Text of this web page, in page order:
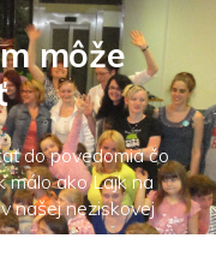
môže
do povedomia čo
málo ako Lajk na
našej neziskovej